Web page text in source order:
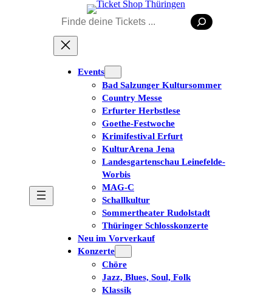
Suchen
Events
Bad Salzunger Kultursommer
Country Messe
Erfurter Herbstlese
Goethe-Festwoche
Krimifestival Erfurt
KulturArena Jena
Landesgartenschau Leinefelde-
Worbis
MAG-C
Schallkultur
Sommertheater Rudolstadt
Thüringer Schlosskonzerte
Neu im Vorverkauf
Konzerte
Chöre
Jazz, Blues, Soul, Folk
Klassik